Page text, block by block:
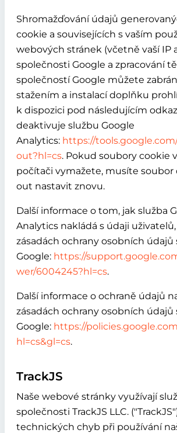
Shromažďování údajů
cookie a souvisejících s vaším
webových stránek (včetně vaší IP
společnosti Google a zpracování
společností Google můžete
stažením a instalací doplňku
k dispozici pod následujícím
deaktivuje službu Google
Analytics: https://
out?hl=cs. Pokud soubory cookie
počítači vymažete, musíte soubor
out nastavit znovu.
Další informace o tom, jak služba
Analytics nakládá s údaji
zásadách ochrany osobních údajů
Google: https://
wer/6004245?hl=cs.
Další informace o ochraně údajů
zásadách ochrany osobních údajů
Google: https://
hl=cs&gl=cs.
TrackJS
Naše webové stránky využívají
společnosti TrackJS LLC.
technických chyb při používání